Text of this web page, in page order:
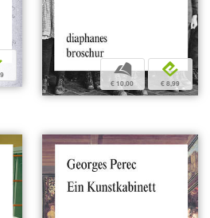
b
€ 10,00
e
€ 8,99